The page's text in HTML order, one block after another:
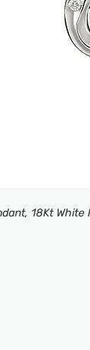
18Kt White